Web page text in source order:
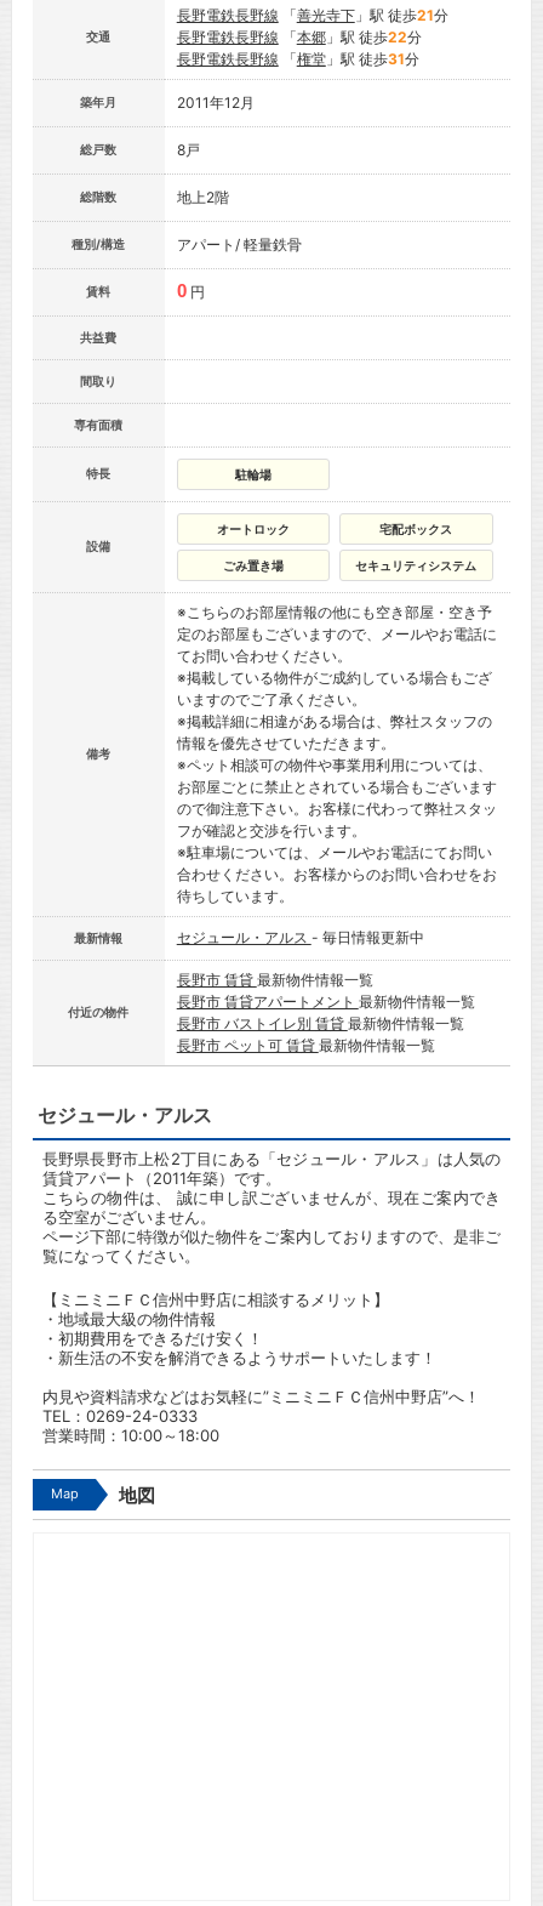
交通
長野電鉄長野線 「善光寺下」駅 徒歩21分
長野電鉄長野線 「本郷」駅 徒歩22分
長野電鉄長野線 「権堂」駅 徒歩31分
築年月 2011年12月
総戸数 8戸
総階数 地上2階
種別/構造 アパート/ 軽量鉄骨
賃料 0 円
共益費
間取り
専有面積
特長 駐輪場
設備
オートロック 宅配ボックス
ごみ置き場 セキュリティシステム
備考
※こちらのお部屋情報の他にも空き部屋・空き予
定のお部屋もございますので、メールやお電話に
てお問い合わせください。
※掲載している物件がご成約している場合もござ
いますのでご了承ください。
※掲載詳細に相違がある場合は、弊社スタッフの
情報を優先させていただきます。
※ペット相談可の物件や事業用利用については、
お部屋ごとに禁止とされている場合もございます
ので御注意下さい。お客様に代わって弊社スタッ
フが確認と交渉を行います。
※駐車場については、メールやお電話にてお問い
合わせください。お客様からのお問い合わせをお
待ちしています。
最新情報 セジュール・アルス - 毎日情報更新中
付近の物件
長野市 賃貸 最新物件情報一覧
長野市 賃貸アパートメント 最新物件情報一覧
長野市 バストイレ別 賃貸 最新物件情報一覧
長野市 ペット可 賃貸 最新物件情報一覧
セジュール・アルス
長野県長野市上松2丁目にある「セジュール・アルス」は人気の
賃貸アパート（2011年築）です。
こちらの物件は、 誠に申し訳ございませんが、現在ご案内でき
る空室がございません。
ページ下部に特徴が似た物件をご案内しておりますので、是非ご
覧になってください。
【ミニミニＦＣ信州中野店に相談するメリット】
・地域最大級の物件情報
・初期費用をできるだけ安く！
・新生活の不安を解消できるようサポートいたします！
内見や資料請求などはお気軽に”ミニミニＦＣ信州中野店”へ！
TEL： 0269-24-0333
営業時間：10:00～18:00
Map 地図